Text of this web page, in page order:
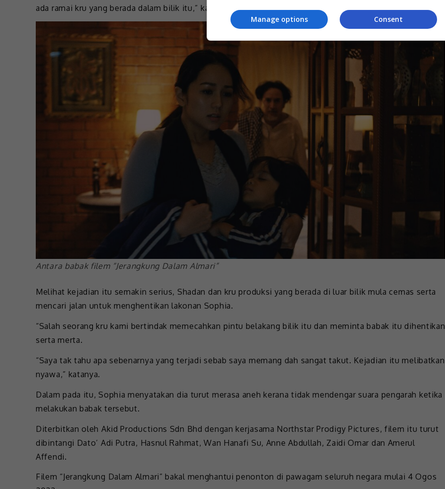
ada ramai kru yang berada dalam bilik itu,” katanya.
Antara babak filem “Jerangkung Dalam Almari”
Melihat kejadian itu semakin serius, Shadan dan kru produksi yang berada di luar bilik mula cemas serta
mencari jalan untuk menghentikan lakonan Sophia.
“Salah seorang kru kami bertindak memecahkan pintu belakang bilik itu dan meminta babak itu dihentikan
serta merta.
“Saya tak tahu apa sebenarnya yang terjadi sebab saya memang dah sangat takut. Kejadian itu melibatkan
nyawa,” katanya.
Dalam pada itu, Sophia menyatakan dia turut merasa aneh kerana tidak mendengar suara pengarah ketika
melakukan babak tersebut.
Diterbitkan oleh Akid Productions Sdn Bhd dengan kerjasama Northstar Prodigy Pictures, filem itu turut
dibintangi Dato’ Adi Putra, Hasnul Rahmat, Wan Hanafi Su, Anne Abdullah, Zaidi Omar dan Amerul
Affendi.
Filem “Jerangkung Dalam Almari” bakal menghantui penonton di pawagam seluruh negara mulai 4 Ogos
Consent
Manage options